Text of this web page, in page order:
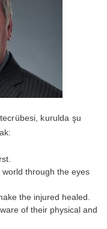
kurulda şu
through the eyes
the injured healed.
of their physical and